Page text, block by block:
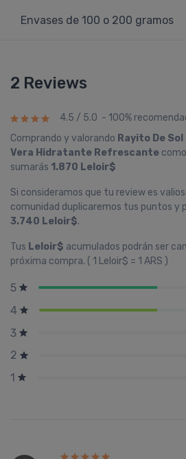
Envases de 100 o 200 gramos
2 Reviews
4.5 / 5.0 - 100%
Comprando y valorando Rayito De
Vera Hidratante Refrescante como
sumarás 1.870 Leloir$
Si consideramos que tu review es
comunidad duplicaremos tus puntos y
3.740 Leloir$.
Tus Leloir$ acumulados podrán ser
próxima compra. ( 1 Leloir$ = 1 ARS )
5
4
3
2
1